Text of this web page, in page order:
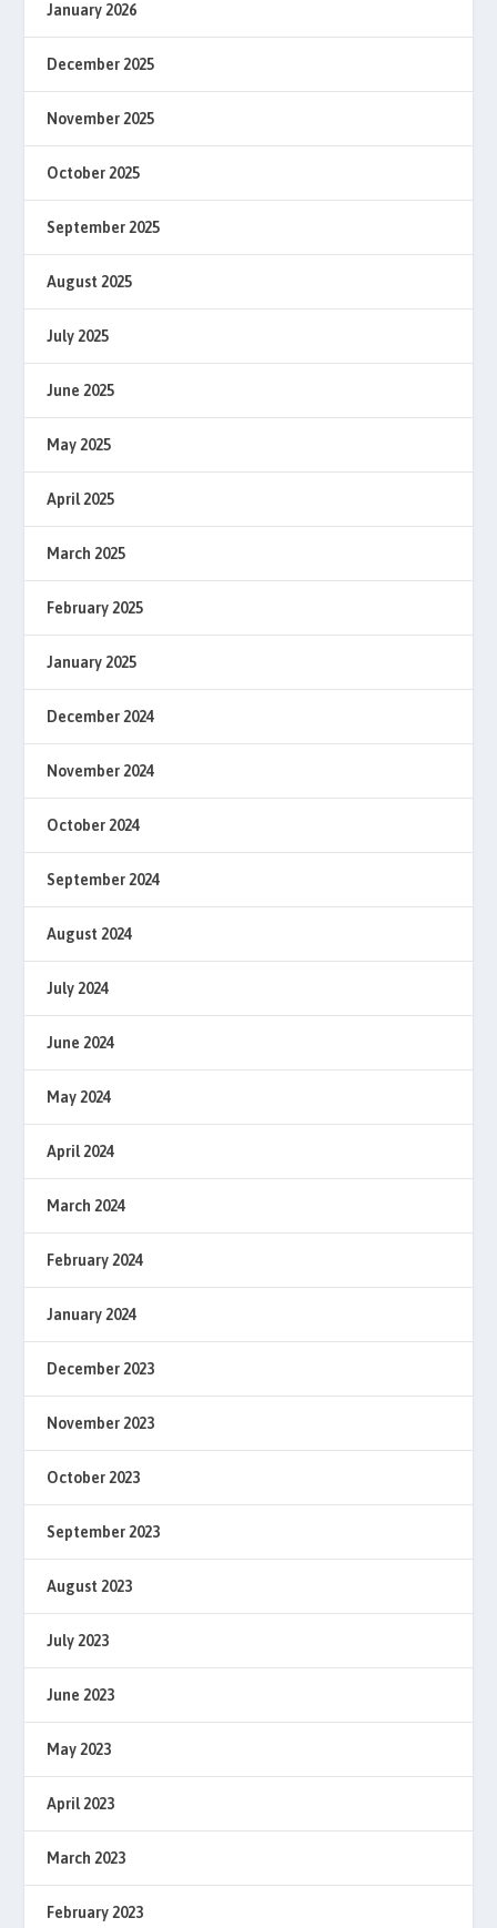
January 2026
December 2025
November 2025
October 2025
September 2025
August 2025
July 2025
June 2025
May 2025
April 2025
March 2025
February 2025
January 2025
December 2024
November 2024
October 2024
September 2024
August 2024
July 2024
June 2024
May 2024
April 2024
March 2024
February 2024
January 2024
December 2023
November 2023
October 2023
September 2023
August 2023
July 2023
June 2023
May 2023
April 2023
March 2023
February 2023